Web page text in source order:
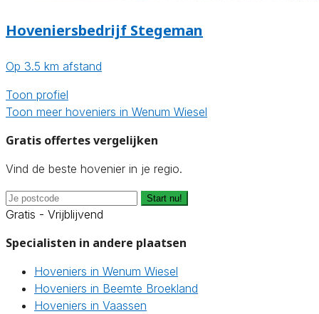
Hoveniersbedrijf Stegeman
Op 3.5 km afstand
Toon profiel
Toon meer hoveniers in Wenum Wiesel
Gratis offertes vergelijken
Vind de beste hovenier in je regio.
Start nu!
Gratis - Vrijblijvend
Specialisten in andere plaatsen
Hoveniers in Wenum Wiesel
Hoveniers in Beemte Broekland
Hoveniers in Vaassen